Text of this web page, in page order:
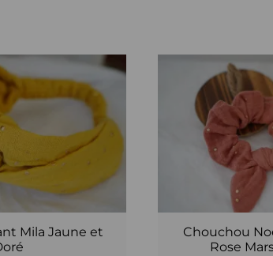
Mila Jaune et
Chouchou
Rose